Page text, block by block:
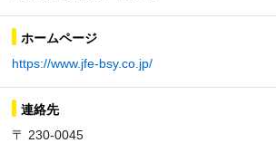
ホームページ
https://www.jfe-bsy.co.jp/
連絡先
〒 230-0045